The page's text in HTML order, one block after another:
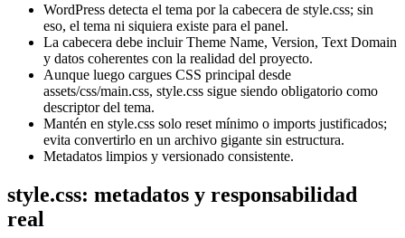
WordPress detecta el tema por la cabecera de style.css; sin
eso, el tema ni siquiera existe para el panel.
La cabecera debe incluir Theme Name, Version, Text Domain
y datos coherentes con la realidad del proyecto.
Aunque luego cargues CSS principal desde
assets/css/main.css, style.css sigue siendo obligatorio como
descriptor del tema.
Mantén en style.css solo reset mínimo o imports justificados;
evita convertirlo en un archivo gigante sin estructura.
Metadatos limpios y versionado consistente.
style.css: metadatos y responsabilidad
real